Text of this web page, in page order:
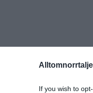
If you wish to